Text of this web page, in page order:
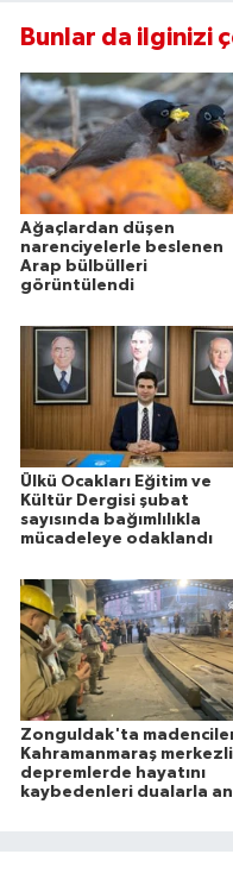
Bunlar da ilginizi
Ağaçlardan düşen
narenciyelerle beslenen
Arap bülbülleri
görüntülendi
Ülkü Ocakları Eğitim ve
Kültür Dergisi şubat
sayısında bağımlılıkla
mücadeleye odaklandı
Zonguldak'ta
Kahramanmaraş merkezli
depremlerde hayatını
kaybedenleri dualarla